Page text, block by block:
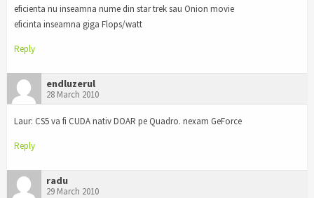
eficienta nu inseamna nume din star trek sau Onion movie
eficinta inseamna giga Flops/watt
Reply
endluzerul
28 March 2010
Laur: CS5 va fi CUDA nativ DOAR pe Quadro. nexam GeForce
Reply
radu
29 March 2010